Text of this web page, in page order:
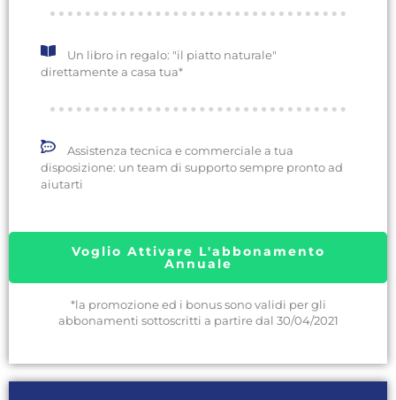
Un libro in regalo: "il piatto naturale"
direttamente a casa tua*
Assistenza tecnica e commerciale a tua
disposizione: un team di supporto sempre pronto ad
aiutarti
Voglio Attivare L'abbonamento
Annuale
*la promozione ed i bonus sono validi per gli
abbonamenti sottoscritti a partire dal 30/04/2021